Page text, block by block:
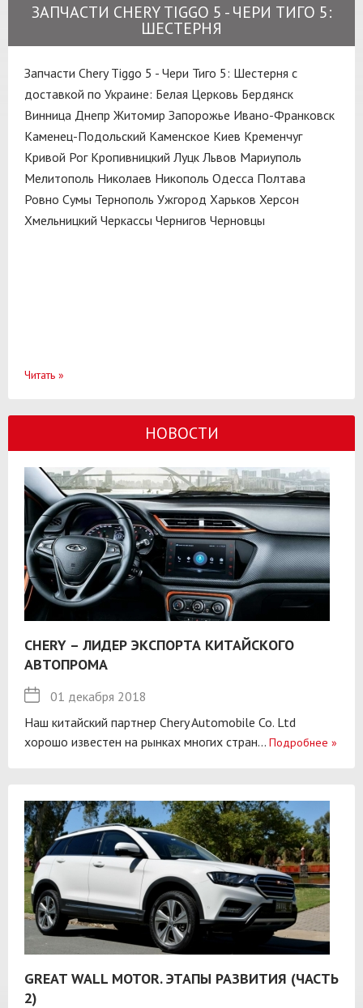
ЗАПЧАСТИ CHERY TIGGO 5 - ЧЕРИ ТИГО 5:
ШЕСТЕРНЯ
Запчасти Chery Tiggo 5 - Чери Тиго 5: Шестерня с
доставкой по Украине: Белая Церковь Бердянск
Винница Днепр Житомир Запорожье Ивано-Франковск
Каменец-Подольский Каменское Киев Кременчуг
Кривой Рог Кропивницкий Луцк Львов Мариуполь
Мелитополь Николаев Никополь Одесса Полтава
Ровно Сумы Тернополь Ужгород Харьков Херсон
Хмельницкий Черкассы Чернигов Черновцы
Читать »
НОВОСТИ
CHERY – ЛИДЕР ЭКСПОРТА КИТАЙСКОГО
АВТОПРОМА
01 декабря 2018
Наш китайский партнер Chery Automobile Co. Ltd
хорошо известен на рынках многих стран... Подробнее »
GREAT WALL MOTOR. ЭТАПЫ РАЗВИТИЯ (ЧАСТЬ
2)